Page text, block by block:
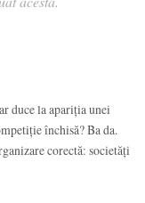
duce la apariția unei
închisă? Ba da.
corectă: societăți